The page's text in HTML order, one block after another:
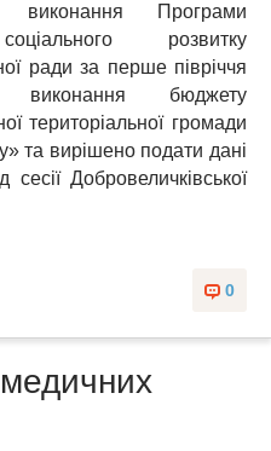
Програми
розвитку
ради за перше півріччя
бюджету
територіальної громади
та вирішено подати дані
Добровеличківської
0